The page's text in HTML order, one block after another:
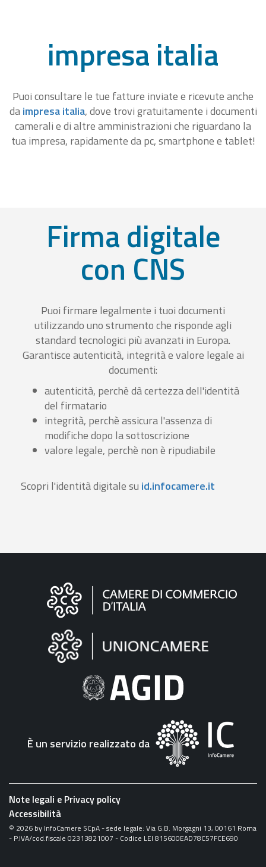
impresa italia
Puoi consultare le tue fatture inviate e ricevute anche
daimpresa italia, dove trovi gratuitamente i documenti
camerali e di altre amministrazioni che riguardano la
tua impresa, rapidamente da pc, smartphone e tablet!
Firma digitale
con CNS
Puoi firmare legalmente i tuoi documenti
utilizzando uno strumento che risponde agli
standard tecnologici più avanzati in Europa.
Garantisce autenticità, integrità e valore legale ai
documenti:
autenticità, perchè dà certezza dell'identità
del firmatario
integrità, perchè assicura l'assenza di
modifiche dopo la sottoscrizione
valore legale, perchè non è ripudiabile
Scopri l'identità digitale su id.infocamere.it
Informazioni
"Fattura
Elettronica"
È un servizio realizzato da
Note legali e Privacy policy
Accessibilità
© 2026 by InfoCamere SCpA - sede legale: Via G.B. Morgagni 13, 00161 Roma
- P.IVA/cod.fiscale 02313821007 - Codice LEI 815600EAD78C57FCE690